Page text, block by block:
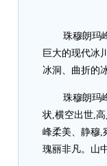
珠穆朗玛
巨大的现代冰
冰洞、曲折的
珠穆朗玛
状,横空出世,
峰柔美、静穆,
瑰丽非凡。山